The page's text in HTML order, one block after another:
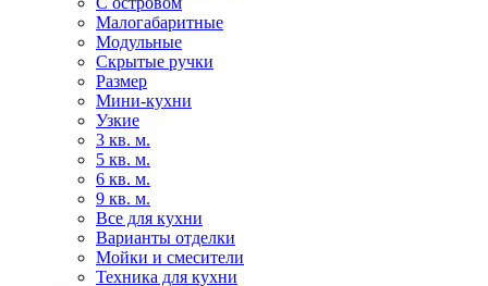
Малогабаритные
Модульные
Скрытые ручки
Размер
Мини-кухни
Узкие
3 кв. м.
5 кв. м.
6 кв. м.
9 кв. м.
Все для кухни
Варианты отделки
Мойки и смесители
Техника для кухни